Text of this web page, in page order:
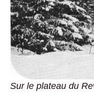
Sur le plateau du